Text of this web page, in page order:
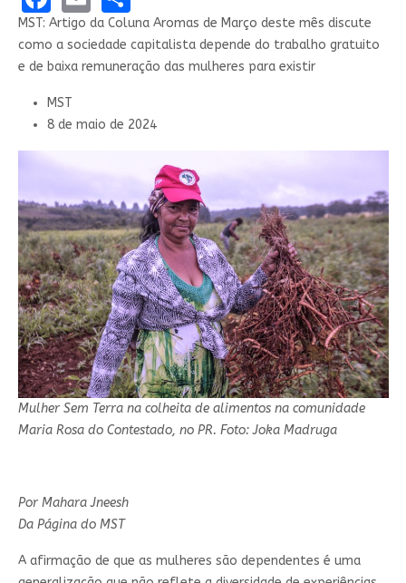
MST: Artigo da Coluna Aromas de Março deste mês discute
como a sociedade capitalista depende do trabalho gratuito
e de baixa remuneração das mulheres para existir
MST
8 de maio de 2024
Mulher Sem Terra na colheita de alimentos na comunidade
Maria Rosa do Contestado, no PR. Foto: Joka Madruga
Por Mahara Jneesh
Da Página do MST
A afirmação de que as mulheres são dependentes é uma